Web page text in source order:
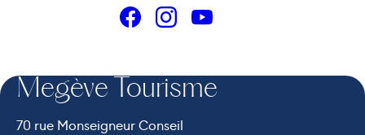
Suivez-nous sur
Suivez-nous sur
Suivez-nous sur
Megève Tourisme
70 rue Monseigneur Conseil